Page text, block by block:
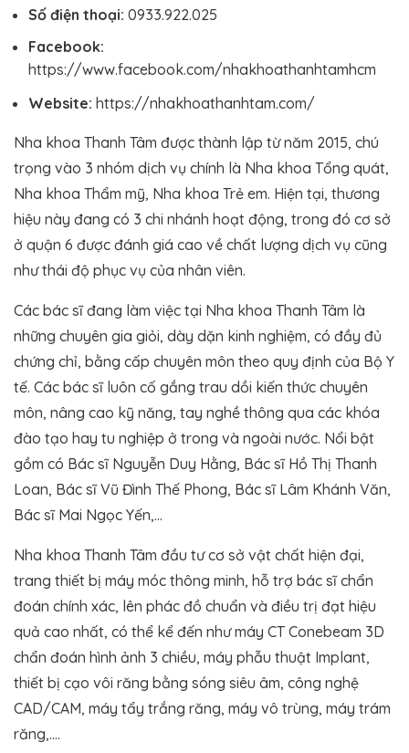
Số điện thoại: 0933.922.025
Facebook:
https://www.facebook.com/nhakhoathanhtamhcm
Website: https://nhakhoathanhtam.com/
Nha khoa Thanh Tâm được thành lập từ năm 2015, chú
trọng vào 3 nhóm dịch vụ chính là Nha khoa Tổng quát,
Nha khoa Thẩm mỹ, Nha khoa Trẻ em. Hiện tại, thương
hiệu này đang có 3 chi nhánh hoạt động, trong đó cơ sở
ở quận 6 được đánh giá cao về chất lượng dịch vụ cũng
như thái độ phục vụ của nhân viên.
Các bác sĩ đang làm việc tại Nha khoa Thanh Tâm là
những chuyên gia giỏi, dày dặn kinh nghiệm, có đầy đủ
chứng chỉ, bằng cấp chuyên môn theo quy định của Bộ Y
tế. Các bác sĩ luôn cố gắng trau dồi kiến thức chuyên
môn, nâng cao kỹ năng, tay nghề thông qua các khóa
đào tạo hay tu nghiệp ở trong và ngoài nước. Nổi bật
gồm có Bác sĩ Nguyễn Duy Hằng, Bác sĩ Hồ Thị Thanh
Loan, Bác sĩ Vũ Đình Thế Phong, Bác sĩ Lâm Khánh Văn,
Bác sĩ Mai Ngọc Yến,…
Nha khoa Thanh Tâm đầu tư cơ sở vật chất hiện đại,
trang thiết bị máy móc thông minh, hỗ trợ bác sĩ chẩn
đoán chính xác, lên phác đồ chuẩn và điều trị đạt hiệu
quả cao nhất, có thể kể đến như máy CT Conebeam 3D
chẩn đoán hình ảnh 3 chiều, máy phẫu thuật Implant,
thiết bị cạo vôi răng bằng sóng siêu âm, công nghệ
CAD/CAM, máy tẩy trắng răng, máy vô trùng, máy trám
răng,….